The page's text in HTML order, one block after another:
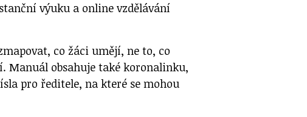
výuku a online vzdělávání
co žáci umějí, ne to, co
Manuál obsahuje také koronalinku,
pro ředitele, na které se mohou